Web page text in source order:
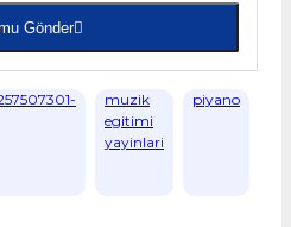
Gönder
muzik
egitimi
yayinlari
piyano